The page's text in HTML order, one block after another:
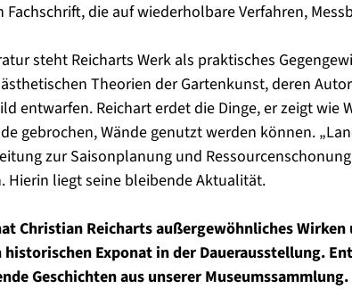
die auf wiederholbare Verfahren,
steht Reicharts Werk als praktisches
Theorien der Gartenkunst, deren
entwarfen. Reichart erdet die Dinge, er zeigt wie
gebrochen, Wände genutzt werden können.
zur Saisonplanung und
Hierin liegt seine bleibende Aktualität.
Christian Reicharts außergewöhnliches Wirken
Exponat in der Dauerausstellung.
Geschichten aus unserer Museumssammlung.